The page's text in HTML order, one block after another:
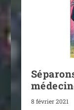
8 février 2021